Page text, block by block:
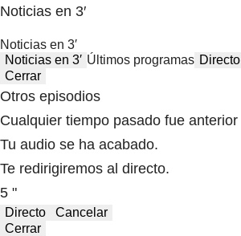
Noticias en 3′
Noticias en 3′
Noticias en 3′ Últimos programas Directo
Cerrar
Otros episodios
Cualquier tiempo pasado fue anterior
Tu audio se ha acabado.
Te redirigiremos al directo.
5 "
Directo
Cancelar
Cerrar